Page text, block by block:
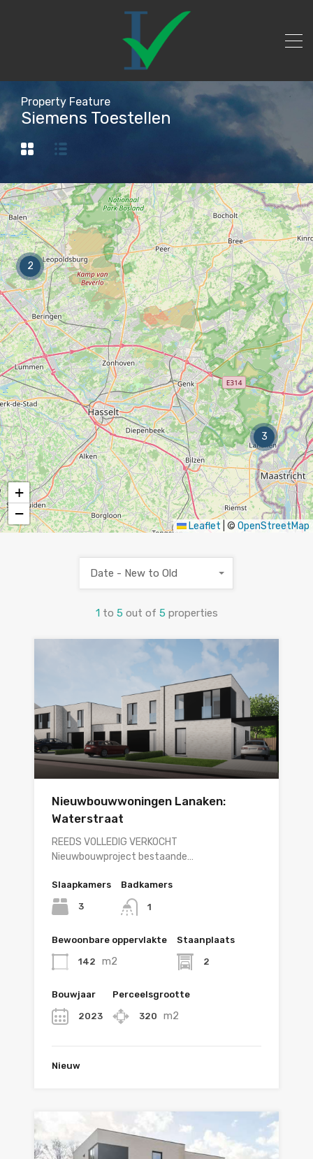
Property Feature
Siemens Toestellen
3
2
+
−
Leaflet © OpenStreetMap
1 to 5 out of 5 properties
Date - New to Old
Nieuwbouwwoningen Lanaken:
Waterstraat
REEDS VOLLEDIG VERKOCHT
Nieuwbouwproject bestaande…
Slaapkamers
3
Badkamers
1
Bewoonbare oppervlakte
142 m2
Staanplaats
2
Bouwjaar
2023
Perceelsgrootte
320 m2
Nieuw